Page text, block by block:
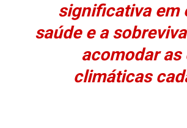
significativa em
saúde e a
acomodar
climáticas